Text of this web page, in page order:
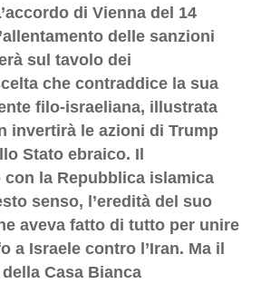
di Vienna del 14
delle sanzioni
sul tavolo dei
che contraddice la sua
filo-israeliana, illustrata
invertirà le azioni di Trump
Stato ebraico. Il
la Repubblica islamica
senso, l’eredità del suo
aveva fatto di tutto per unire
a Israele contro l’Iran. Ma il
Casa Bianca